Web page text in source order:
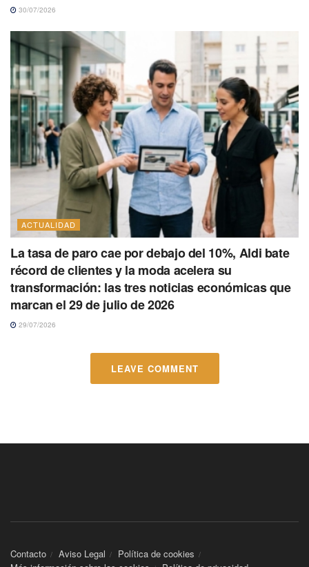
30/07/2026
ACTUALIDAD
La tasa de paro cae por debajo del 10%, Aldi bate
récord de clientes y la moda acelera su
transformación: las tres noticias económicas que
marcan el 29 de julio de 2026
29/07/2026
LEAVE COMMENT
Contacto Aviso Legal
Política de cookies